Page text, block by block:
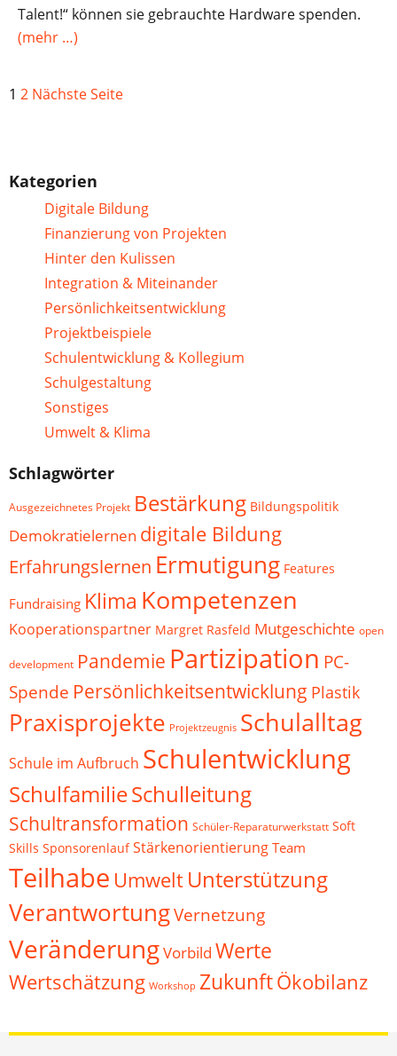
Talent!“ können sie gebrauchte Hardware spenden.
(mehr …)
1 2 Nächste Seite
Kategorien
Digitale Bildung
Finanzierung von Projekten
Hinter den Kulissen
Integration & Miteinander
Persönlichkeitsentwicklung
Projektbeispiele
Schulentwicklung & Kollegium
Schulgestaltung
Sonstiges
Umwelt & Klima
Schlagwörter
Ausgezeichnetes Projekt Bestärkung Bildungspolitik
Demokratielernen digitale Bildung
Erfahrungslernen Ermutigung Features
Fundraising Klima Kompetenzen
Kooperationspartner Margret Rasfeld Mutgeschichte open
development Pandemie Partizipation PC-
Spende Persönlichkeitsentwicklung Plastik
Praxisprojekte Projektzeugnis Schulalltag
Schule im Aufbruch Schulentwicklung
SchulfamilieSchulleitung
Schultransformation Schüler-Reparaturwerkstatt Soft
Skills Sponsorenlauf Stärkenorientierung Team
Teilhabe Umwelt Unterstützung
VerantwortungVernetzung
VeränderungVorbild Werte
Wertschätzung Workshop ZukunftÖkobilanz